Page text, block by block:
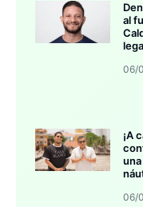
al
06/
¡A
06/